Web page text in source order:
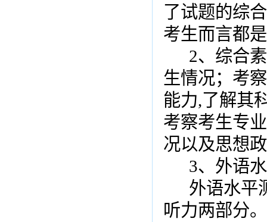
了试题的综
考生而言都
2、综合
生情况；考
能力,了解其
考察考生专
况以及思想
3、外语
外语水平
听力两部分。